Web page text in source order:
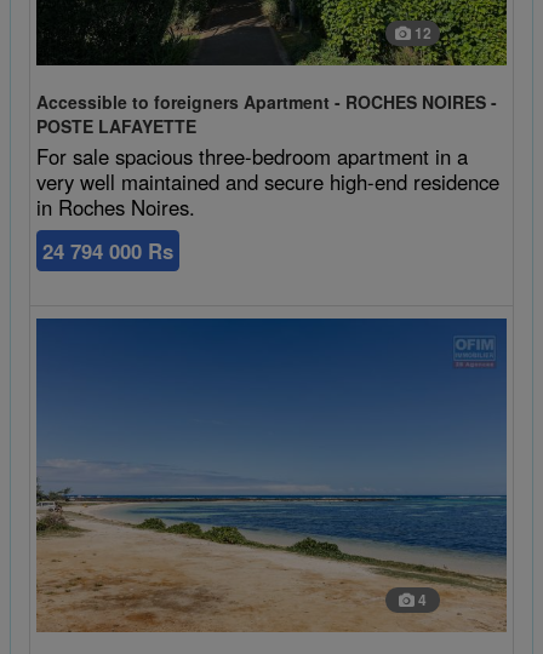
12
Accessible to foreigners Apartment - ROCHES NOIRES -
POSTE LAFAYETTE
For sale spacious three-bedroom apartment in a
very well maintained and secure high-end residence
in Roches Noires.
24 794 000 Rs
4